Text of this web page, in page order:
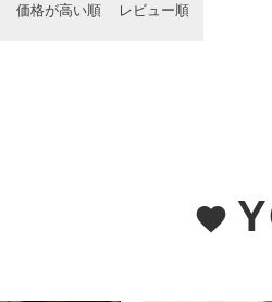
価格が高い順 レビュー順
favorite